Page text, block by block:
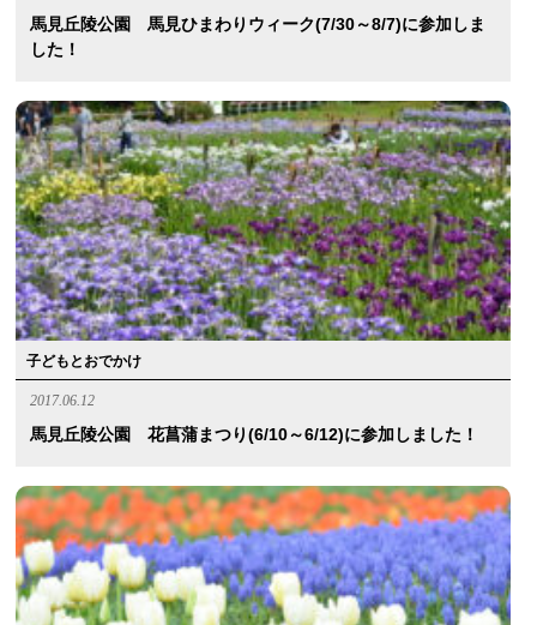
馬見丘陵公園 馬見ひまわりウィーク(7/30～8/7)に参加しま
した！
子どもとおでかけ
2017.06.12
馬見丘陵公園 花菖蒲まつり(6/10～6/12)に参加しました！